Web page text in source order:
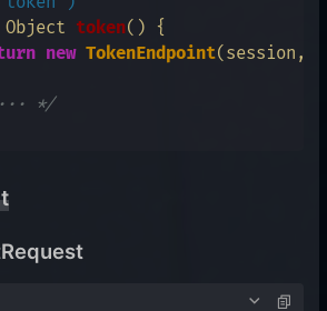
Object token() {
new TokenEndpoint(session,
*/